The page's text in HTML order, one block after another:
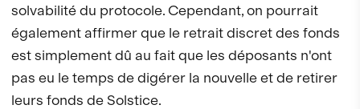
solvabilité du protocole. Cependant, on pourrait
également affirmer que le retrait discret des fonds
est simplement dû au fait que les déposants n'ont
pas eu le temps de digérer la nouvelle et de retirer
leurs fonds de Solstice.